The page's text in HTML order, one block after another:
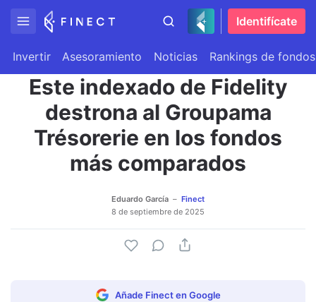
Identifícate
Invertir Asesoramiento Noticias Rankings de fondos
Este indexado de Fidelity
destrona al Groupama
Trésorerie en los fondos
más comparados
Eduardo García
Finect
8 de septiembre de 2025
Añade Finect en Google